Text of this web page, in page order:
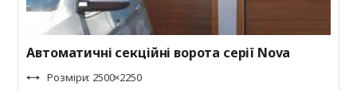
Автоматичні секційні ворота серії Nova
Розміри: 2500×2250